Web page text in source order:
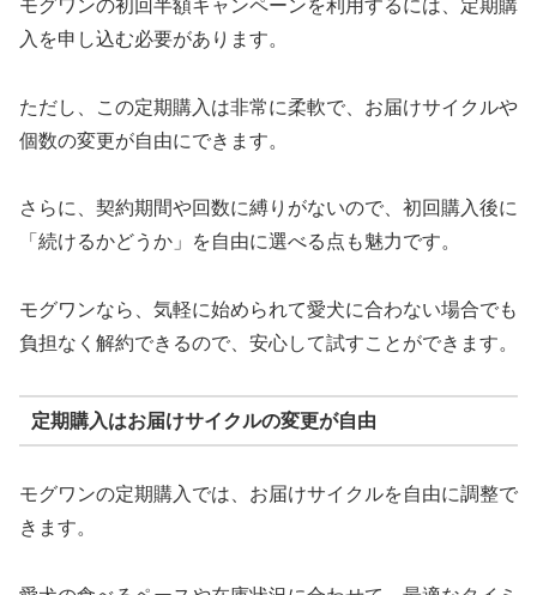
モグワンの初回半額キャンペーンを利用するには、定期購
入を申し込む必要があります。
ただし、この定期購入は非常に柔軟で、お届けサイクルや
個数の変更が自由にできます。
さらに、契約期間や回数に縛りがないので、初回購入後に
「続けるかどうか」を自由に選べる点も魅力です。
モグワンなら、気軽に始められて愛犬に合わない場合でも
負担なく解約できるので、安心して試すことができます。
定期購入はお届けサイクルの変更が自由
モグワンの定期購入では、お届けサイクルを自由に調整で
きます。